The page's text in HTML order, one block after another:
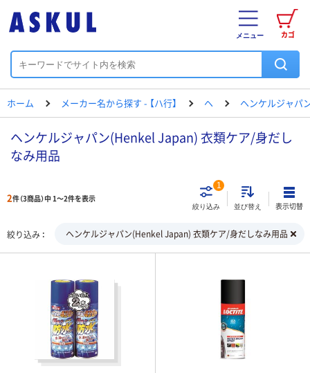
カゴ
メニュー
ホーム メーカー名から探す - 【ハ行】 ヘ ヘンケルジャパ
ヘンケルジャパン(Henkel Japan) 衣類ケア/身だし
なみ用品
2件（3商品）中 1～2件を表示
絞り込み
1
並び替え 表示切替
絞り込み ヘンケルジャパン(Henkel Japan) 衣類ケア/身だしなみ用品